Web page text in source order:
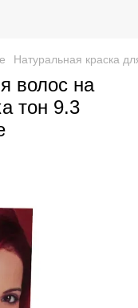
Натуральная краска
волос на
тон 9.3